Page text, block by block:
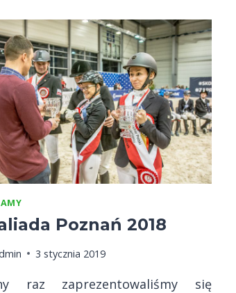
SPORTOWYM
CZEMPIONACIE
POLSKI
MŁODYCH
KONI
Poznań 2018
3 stycznia 2019
raz zaprezentowaliśmy się